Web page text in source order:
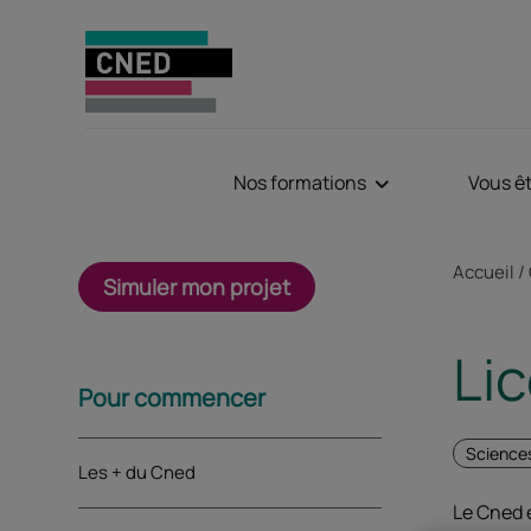
Nos formations Vous
Accueil
Simuler mon projet
Pour commencer
Les + du Cned
Le